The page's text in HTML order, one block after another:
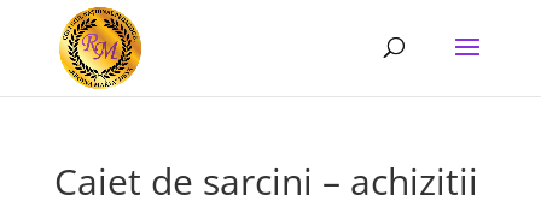
Caiet de sarcini – achizitii